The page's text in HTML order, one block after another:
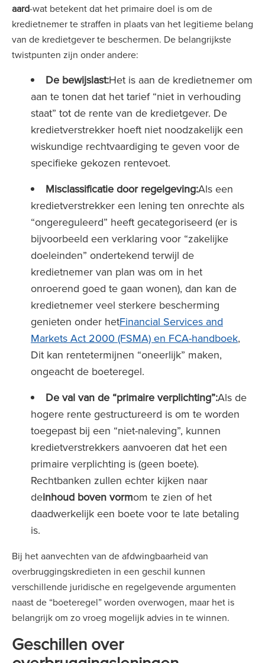
aard-wat betekent dat het primaire doel is om de
kredietnemer te straffen in plaats van het legitieme belang
van de kredietgever te beschermen. De belangrijkste
twistpunten zijn onder andere:
De bewijslast:Het is aan de kredietnemer om
aan te tonen dat het tarief “niet in verhouding
staat” tot de rente van de kredietgever. De
kredietverstrekker hoeft niet noodzakelijk een
wiskundige rechtvaardiging te geven voor de
specifieke gekozen rentevoet.
Misclassificatie door regelgeving:Als een
kredietverstrekker een lening ten onrechte als
“ongereguleerd” heeft gecategoriseerd (er is
bijvoorbeeld een verklaring voor “zakelijke
doeleinden” ondertekend terwijl de
kredietnemer van plan was om in het
onroerend goed te gaan wonen), dan kan de
kredietnemer veel sterkere bescherming
genieten onder hetFinancial Services and
Markets Act 2000 (FSMA) en FCA-handboek,
Dit kan rentetermijnen “oneerlijk” maken,
ongeacht de boeteregel.
De val van de “primaire verplichting”:Als de
hogere rente gestructureerd is om te worden
toegepast bij een “niet-naleving”, kunnen
kredietverstrekkers aanvoeren dat het een
primaire verplichting is (geen boete).
Rechtbanken zullen echter kijken naar
deinhoud boven vormom te zien of het
daadwerkelijk een boete voor te late betaling
is.
Bij het aanvechten van de afdwingbaarheid van
overbruggingskredieten in een geschil kunnen
verschillende juridische en regelgevende argumenten
naast de “boeteregel” worden overwogen, maar het is
belangrijk om zo vroeg mogelijk advies in te winnen.
Geschillen over